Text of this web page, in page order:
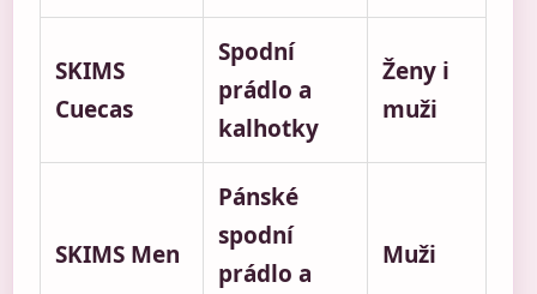
SKIMS
Cuecas
Spodní
prádlo a
kalhotky
Ženy i
muži
SKIMS Men
Pánské
spodní
prádlo a
Muži